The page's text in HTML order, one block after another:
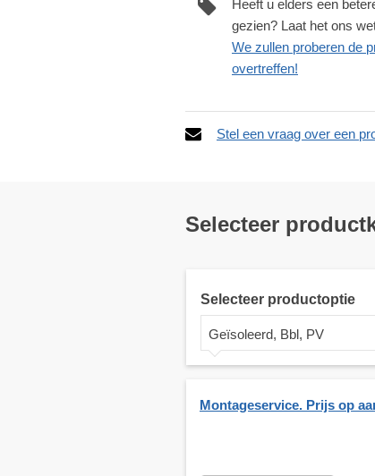
Heeft u elders een
gezien? Laat het ons
We zullen proberen de
overtreffen!
Stel een vraag over een
Selecteer
Selecteer productoptie
Geïsoleerd, Bbl, PV
Montageservice. Prijs op